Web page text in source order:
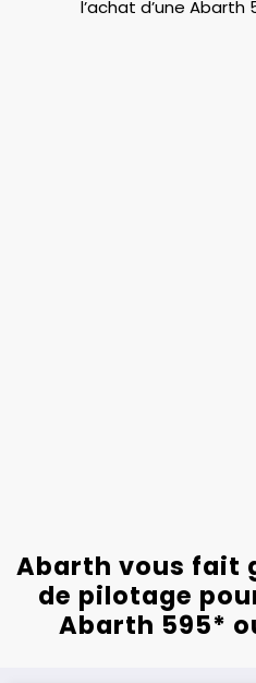
l’achat d’une Abarth
Abarth vous fait
de pilotage
Abarth 595*